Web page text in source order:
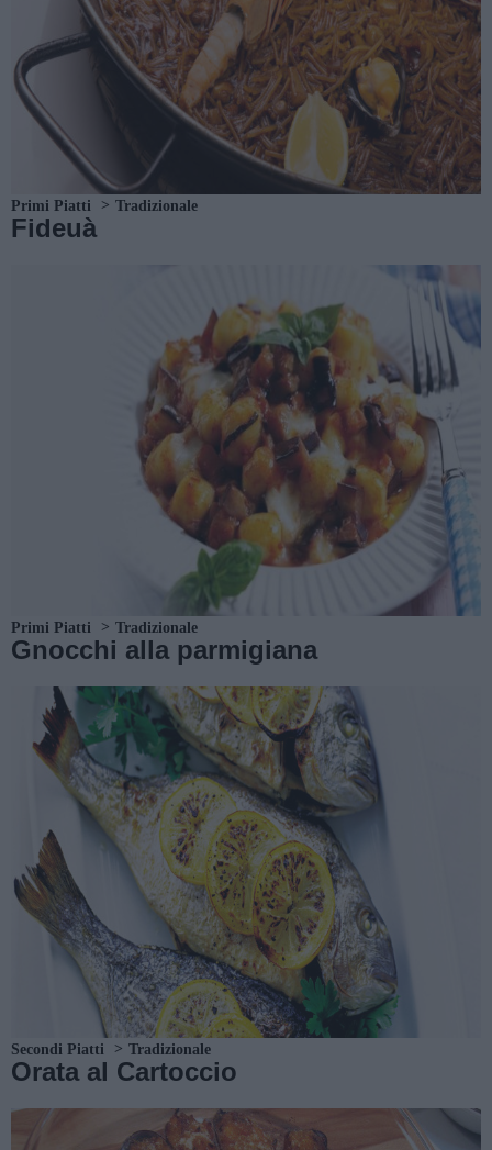
Primi Piatti Tradizionale
Fideuà
Primi Piatti Tradizionale
Gnocchi alla parmigiana
Secondi Piatti Tradizionale
Orata al Cartoccio